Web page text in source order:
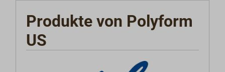
Produkte von Polyform
US